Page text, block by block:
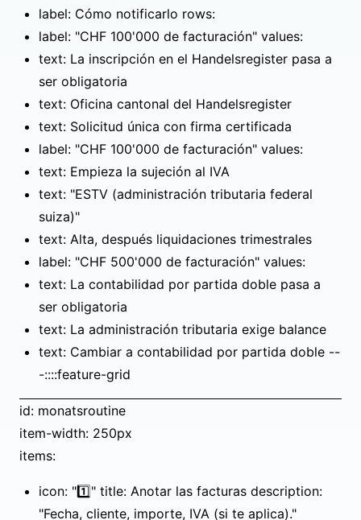
label: Cómo notificarlo rows:
label: "CHF 100'000 de facturación" values:
text: La inscripción en el Handelsregister pasa a
ser obligatoria
text: Oficina cantonal del Handelsregister
text: Solicitud única con firma certificada
label: "CHF 100'000 de facturación" values:
text: Empieza la sujeción al IVA
text: "ESTV (administración tributaria federal
suiza)"
text: Alta, después liquidaciones trimestrales
label: "CHF 500'000 de facturación" values:
text: La contabilidad por partida doble pasa a
ser obligatoria
text: La administración tributaria exige balance
text: Cambiar a contabilidad por partida doble --
-::::feature-grid
id: monatsroutine
item-width: 250px
items:
icon: "1️⃣" title: Anotar las facturas description:
"Fecha, cliente, importe, IVA (si te aplica)."